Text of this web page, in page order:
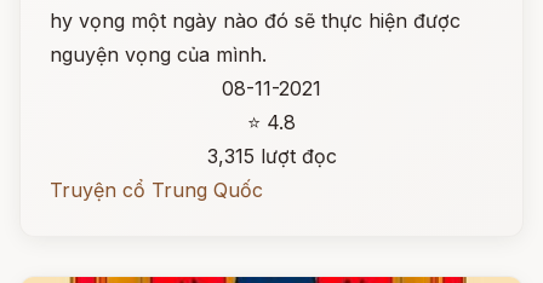
hy vọng một ngày nào đó sẽ thực hiện được
nguyện vọng của mình.
08-11-2021
⭐ 4.8
3,315 lượt đọc
Truyện cổ Trung Quốc